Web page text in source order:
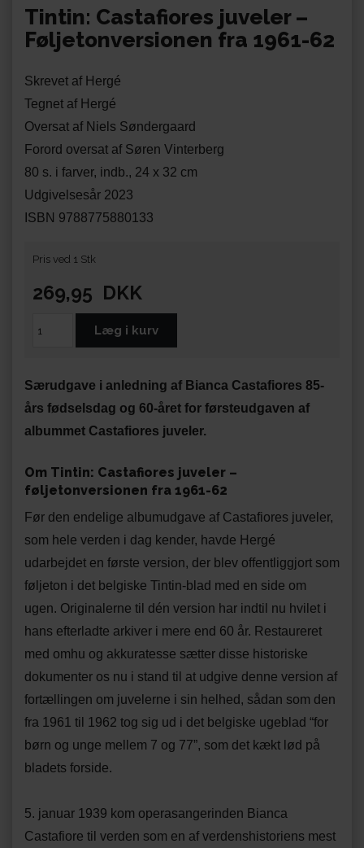
Tintin: Castafiores juveler –
Føljetonversionen fra 1961-62
Skrevet af Hergé
Tegnet af Hergé
Oversat af Niels Søndergaard
Forord oversat af Søren Vinterberg
80 s. i farver, indb., 24 x 32 cm
Udgivelsesår 2023
ISBN 9788775880133
Pris ved 1 Stk
269,95 DKK
Særudgave i anledning af Bianca Castafiores 85-
års fødselsdag og 60-året for førsteudgaven af
albummet Castafiores juveler.
Om Tintin: Castafiores juveler –
føljetonversionen fra 1961-62
Før den endelige albumudgave af Castafiores juveler,
som hele verden i dag kender, havde Hergé
udarbejdet en første version, der blev offentliggjort som
føljeton i det belgiske Tintin-blad med en side om
ugen. Originalerne til dén version har indtil nu hvilet i
hans efterladte arkiver i mere end 60 år. Restaureret
med omhu og akkuratesse sætter disse historiske
dokumenter os nu i stand til at udgive denne version af
fortællingen om juvelerne i sin helhed, sådan som den
fra 1961 til 1962 tog sig ud i det belgiske ugeblad “for
børn og unge mellem 7 og 77”, som det kækt lød på
bladets forside.
5. januar 1939 kom operasangerinden Bianca
Castafiore til verden som en af verdenshistoriens mest